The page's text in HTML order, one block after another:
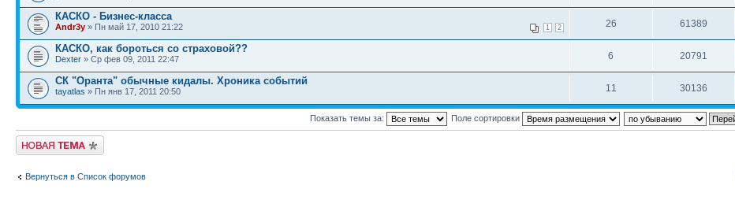
КАСКО - Бизнес-класса
1 2
Andr3y » Пн май 17, 2010 21:22 26 61389
КАСКО, как бороться со страховой??
Dexter » Ср фев 09, 2011 22:47 6 20791
СК "Оранта" обычные кидалы. Хроника событий
tayatlas » Пн янв 17, 2011 20:50 11 30136
Показать темы за: Поле сортировки
Новая тема
Вернуться в Список форумов